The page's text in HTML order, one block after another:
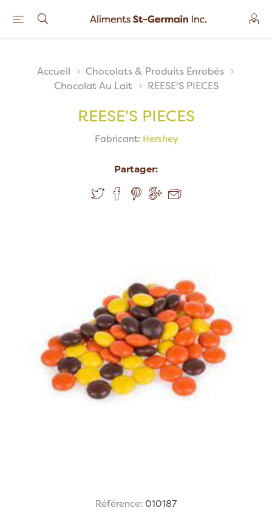
Accueil
Chocolats & Produits Enrobés
Chocolat Au Lait
REESE'S PIECES
REESE'S PIECES
Fabricant: Hershey
Partager:
Référence: 010187